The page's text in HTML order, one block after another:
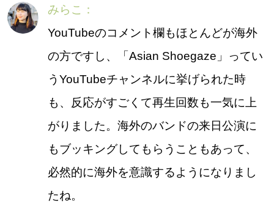
みらこ：
YouTubeのコメント欄もほとんどが海外
の方ですし、「Asian Shoegaze」ってい
うYouTubeチャンネルに挙げられた時
も、反応がすごくて再生回数も一気に上
がりました。海外のバンドの来日公演に
もブッキングしてもらうこともあって、
必然的に海外を意識するようになりまし
たね。